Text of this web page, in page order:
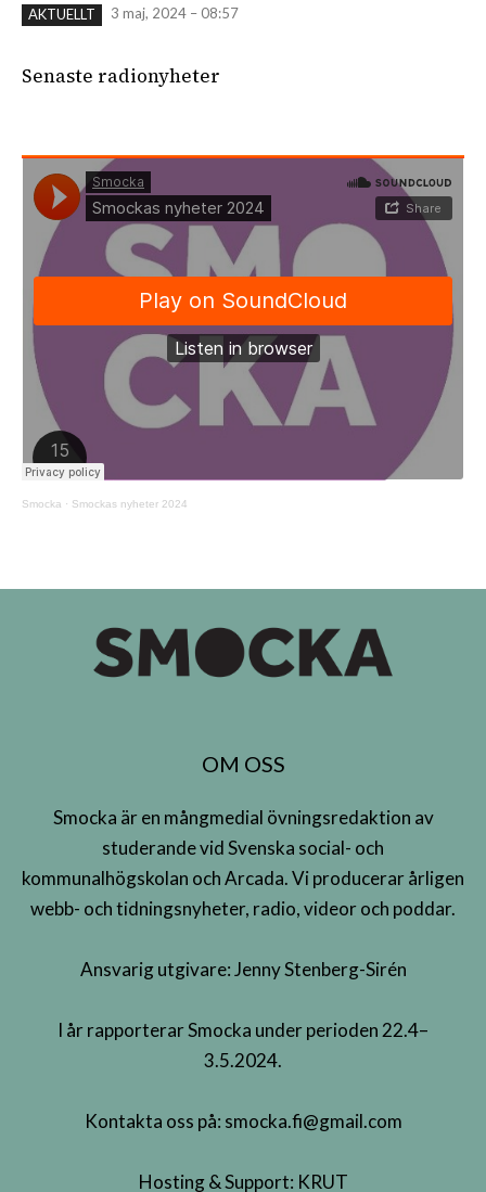
AKTUELLT 3 maj, 2024 – 08:57
Senaste radionyheter
Smocka · Smockas nyheter 2024
OM OSS
Smocka är en mångmedial övningsredaktion av
studerande vid Svenska social- och
kommunalhögskolan och Arcada. Vi producerar årligen
webb- och tidningsnyheter, radio, videor och poddar.
Ansvarig utgivare: Jenny Stenberg-Sirén
I år rapporterar Smocka under perioden 22.4–
3.5.2024.
Kontakta oss på: smocka.fi@gmail.com
Hosting & Support: KRUT